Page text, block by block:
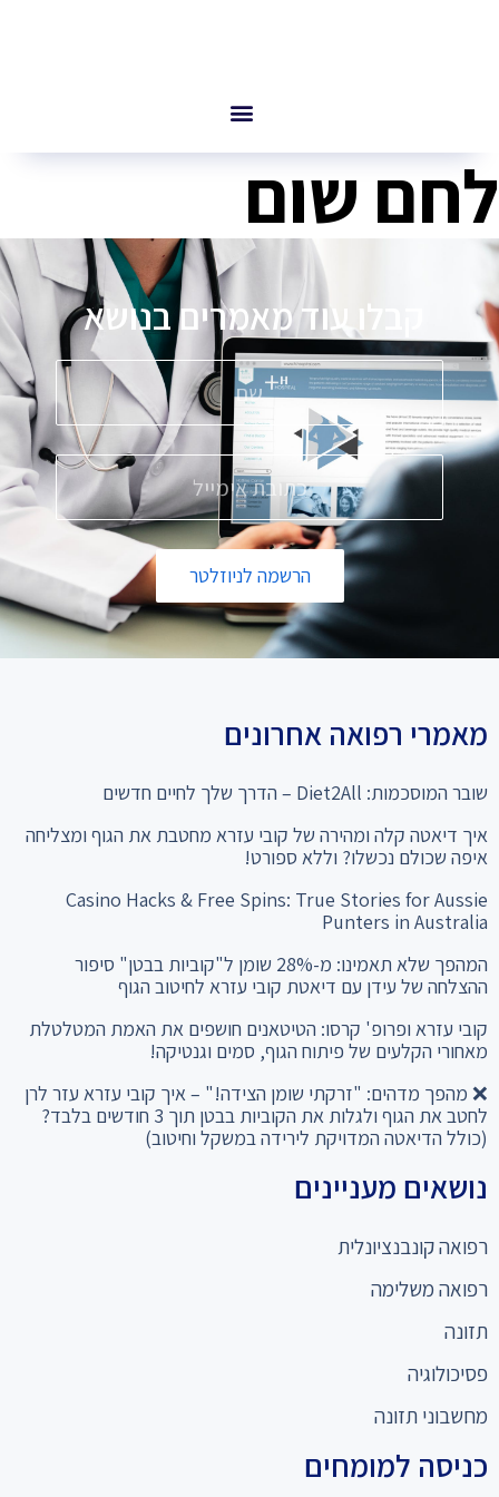
לחם שום
קבלו עוד מאמרים בנושא
הרשמה לניוזלטר
מאמרי רפואה אחרונים
שובר המוסכמות: Diet2All – הדרך שלך לחיים חדשים
איך דיאטה קלה ומהירה של קובי עזרא מחטבת את הגוף ומצליחה
איפה שכולם נכשלו? וללא ספורט!
Casino Hacks & Free Spins: True Stories for Aussie
Punters in Australia
המהפך שלא תאמינו: מ-28% שומן ל"קוביות בבטן" סיפור
ההצלחה של עידן עם דיאטת קובי עזרא לחיטוב הגוף
קובי עזרא ופרופ' קרסו: הטיטאנים חושפים את האמת המטלטלת
מאחורי הקלעים של פיתוח הגוף, סמים וגנטיקה!
❌ מהפך מדהים: "זרקתי שומן הצידה!" – איך קובי עזרא עזר לרן
לחטב את הגוף ולגלות את הקוביות בבטן תוך 3 חודשים בלבד?
(כולל הדיאטה המדויקת לירידה במשקל וחיטוב)
נושאים מעניינים
רפואה קונבנציונלית
רפואה משלימה
תזונה
פסיכולוגיה
מחשבוני תזונה
כניסה למומחים